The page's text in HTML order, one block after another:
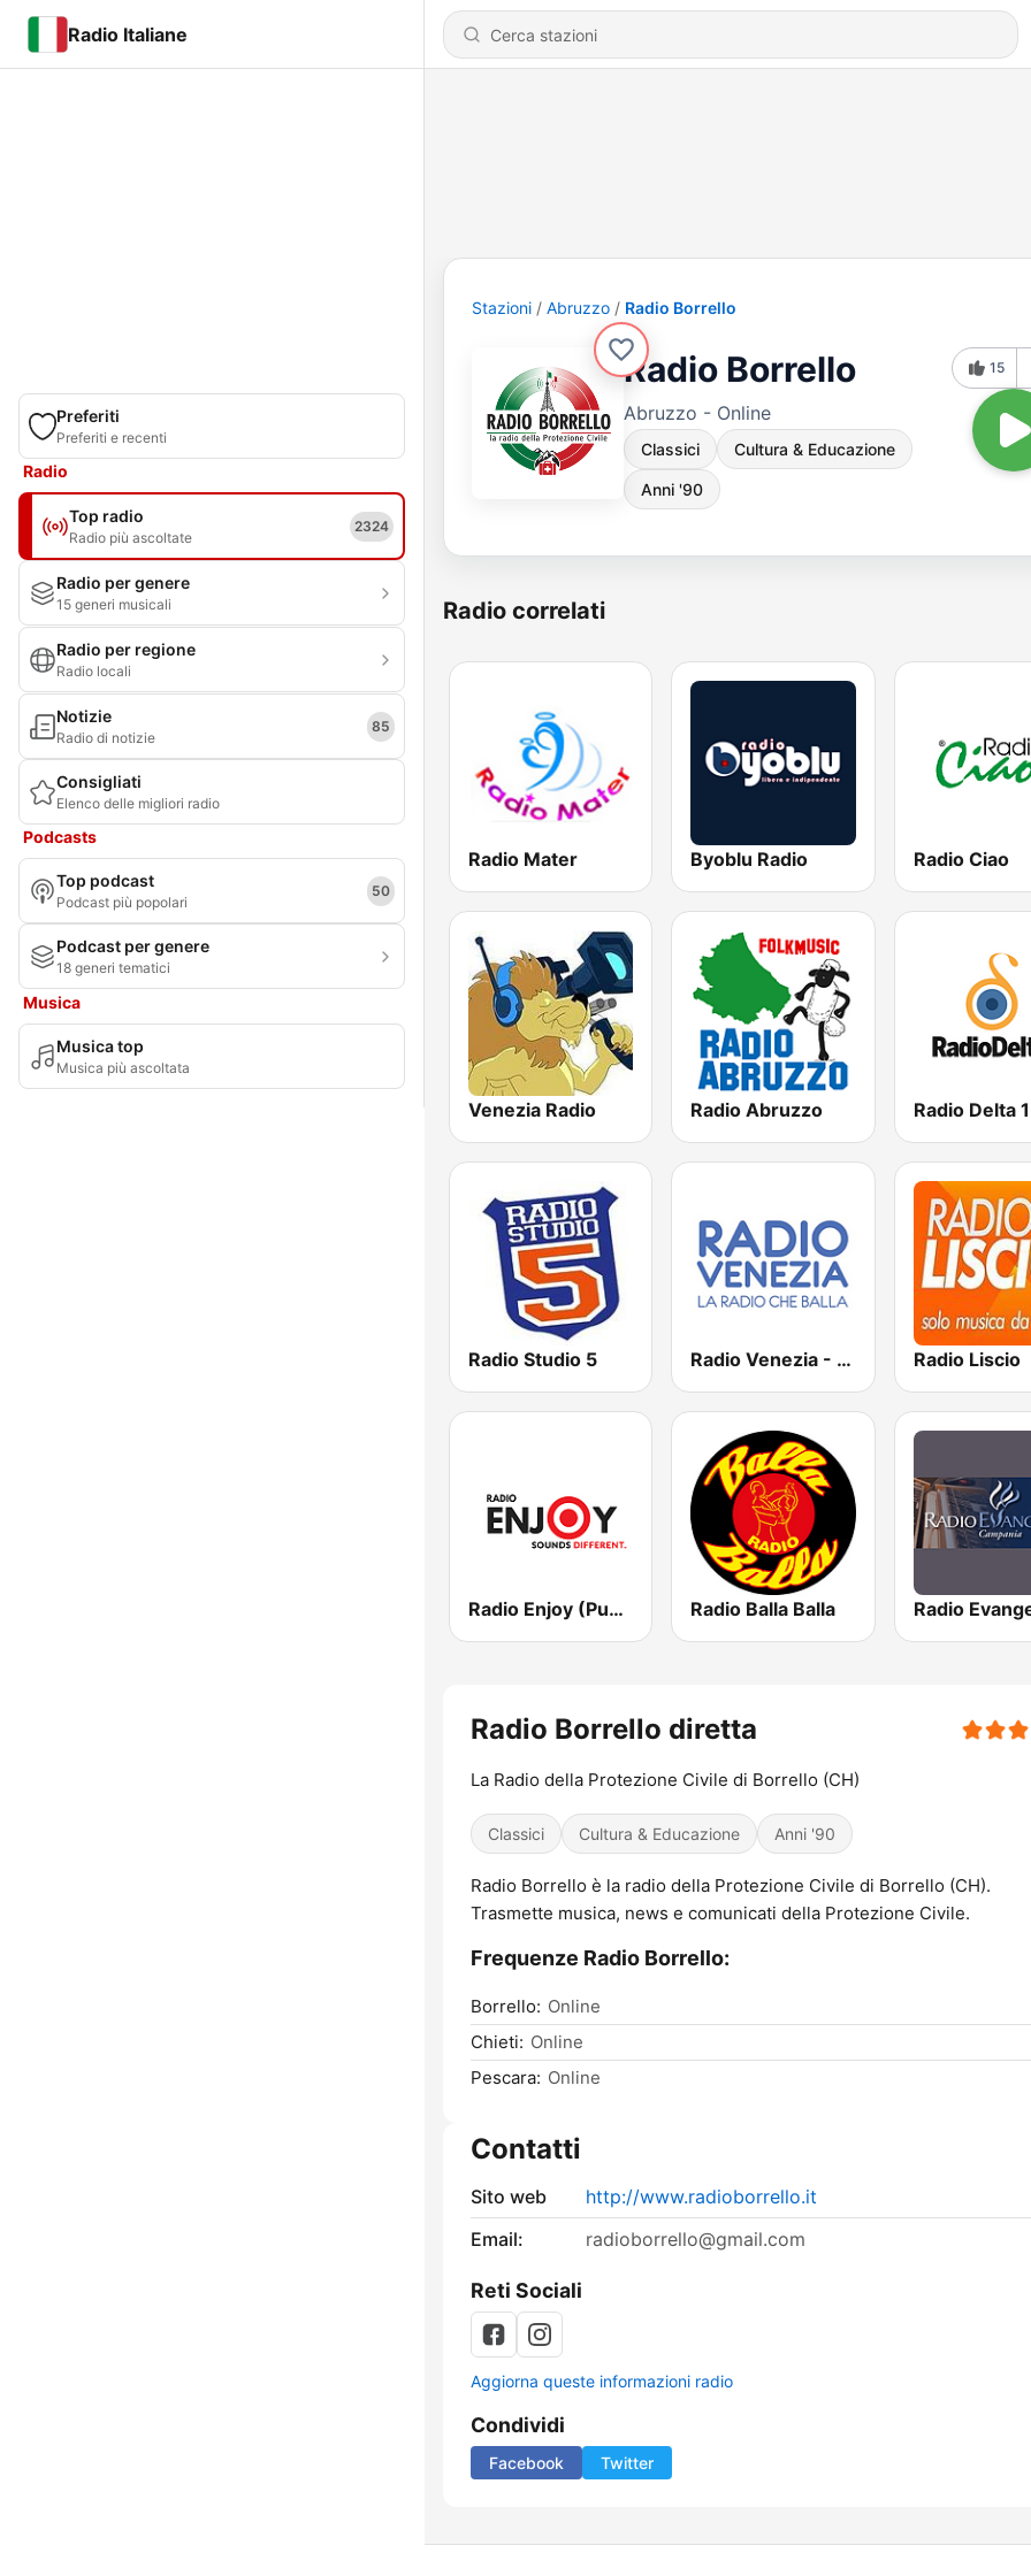
Radio Italiane
Preferiti
Preferiti e recenti
Radio
Top radio
Radio più ascoltate
2324
Radio per genere
15 generi musicali
Radio per regione
Radio locali
Notizie
Radio di notizie
85
Consigliati
Elenco delle migliori radio
Podcasts
Top podcast
Podcast più popolari
50
Podcast per genere
18 generi tematici
Musica
Musica top
Musica più ascoltata
Stazioni Abruzzo Radio Borrello
Radio Borrello
Abruzzo - Online
Classici Cultura & Educazione
Anni '90
15
Radio correlati
Radio Mater Byoblu Radio Radio Ciao
Venezia Radio Radio Abruzzo Radio Delta 1
Radio Studio 5 Radio Venezia - La radio che balla Radio Liscio
Radio Enjoy (Puglia) Radio Balla Balla
Radio Borrello diretta
La Radio della Protezione Civile di Borrello (CH)
Classici Cultura & Educazione Anni '90
Radio Borrello è la radio della Protezione Civile di Borrello (CH).
Trasmette musica, news e comunicati della Protezione Civile.
Frequenze Radio Borrello:
Borrello: Online
Chieti: Online
Pescara: Online
Contatti
Sito web
http://www.radioborrello.it
Email:
radioborrello@gmail.com
Reti Sociali
Aggiorna queste informazioni radio
Condividi
Facebook Twitter